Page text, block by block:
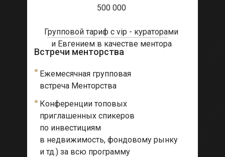
500 000
Групповой тариф с vip - кураторами
и Евгением в качестве ментора
Встречи менторства
Ежемесячная групповая
встреча Менторства
Конференции топовых
приглашенных спикеров
по инвестициям
в недвижимость, фондовому рынку
и тд.) за всю программу